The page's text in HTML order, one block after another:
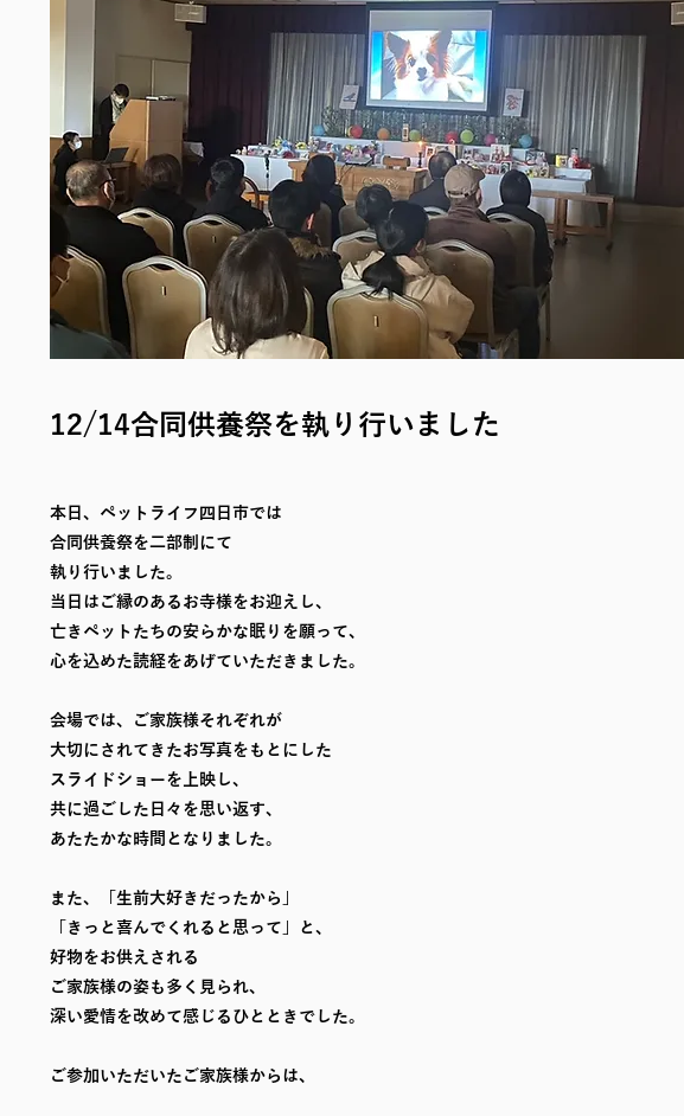
12/14合同供養祭を執り行いました
本日、ペットライフ四日市では
合同供養祭を二部制にて
執り行いました。
当日はご縁のあるお寺様をお迎えし、
亡きペットたちの安らかな眠りを願って、
心を込めた読経をあげていただきました。
会場では、ご家族様それぞれが
大切にされてきたお写真をもとにした
スライドショーを上映し、
共に過ごした日々を思い返す、
あたたかな時間となりました。
また、「生前大好きだったから」
「きっと喜んでくれると思って」と、
好物をお供えされる
ご家族様の姿も多く見られ、
深い愛情を改めて感じるひとときでした。
ご参加いただいたご家族様からは、